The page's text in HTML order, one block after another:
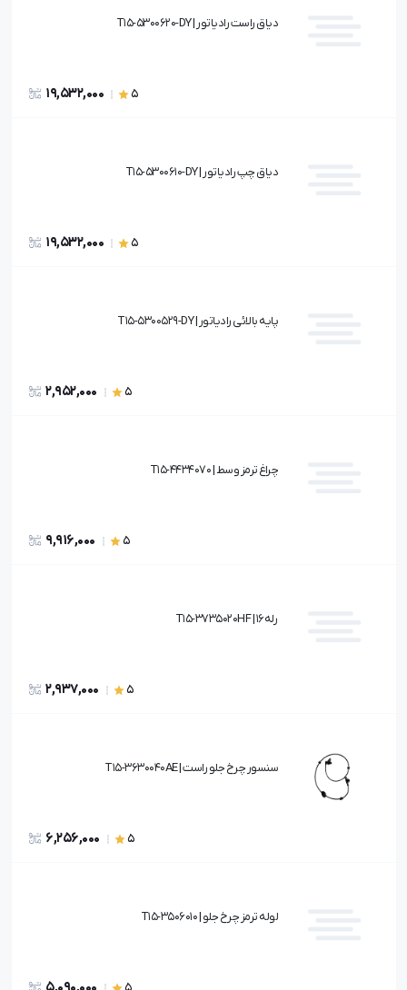
دیاق راست رادیاتور | T15-5300620-DY
5
19,532,000
دیاق چپ رادیاتور | T15-5300610-DY
5
19,532,000
پایه بالائی رادیاتور | T15-5300529-DY
5
2,952,000
چراغ ترمز وسط | T15-4434070
5
9,916,000
رله16 | T15-3735020HF
5
2,937,000
سنسور چرخ جلو راست | T15-3630040AE
5
6,256,000
لوله ترمز چرخ جلو | T15-3506010